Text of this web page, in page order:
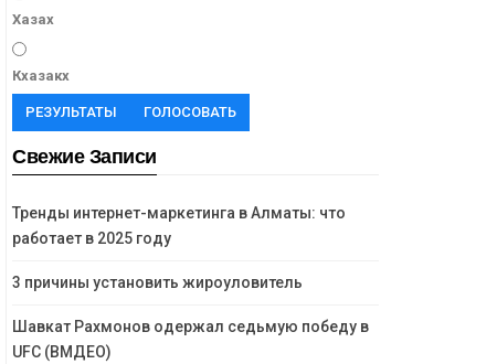
Хазах
Кхазакх
РЕЗУЛЬТАТЫ ГОЛОСОВАТЬ
Свежие Записи
Тренды интернет-маркетинга в Алматы: что
работает в 2025 году
3 причины установить жироуловитель
Шавкат Рахмонов одержал седьмую победу в
UFC (ВМДЕО)